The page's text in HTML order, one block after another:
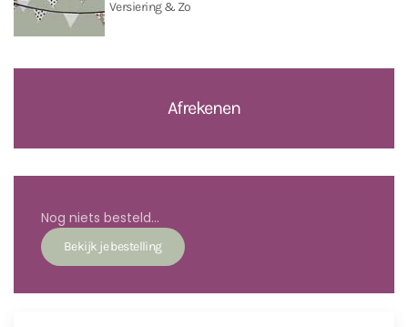
Versiering & Zo
Afrekenen
Nog niets besteld...